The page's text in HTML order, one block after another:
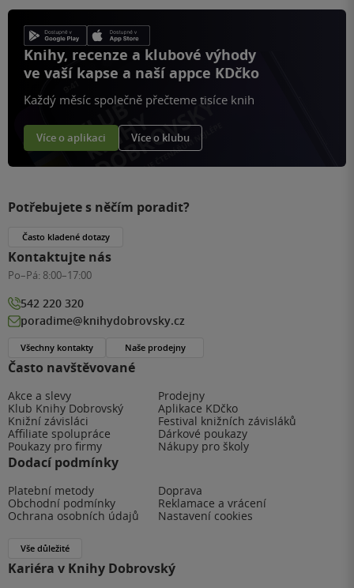
Knihy, recenze a klubové výhody
ve vaší kapse a naší appce KDčko
Každý měsíc společně přečteme tisíce knih
Více o aplikaci Více o klubu
Často navštěvované
Akce a slevy
Prodejny
Klub Knihy Dobrovský
Aplikace KDčko
Knižní závisláci
Festival knižních závisláků
Affiliate spolupráce
Dárkové poukazy
Poukazy pro firmy
Nákupy pro školy
Dodací podmínky
Platební metody
Doprava
Obchodní podmínky
Reklamace a vrácení
Ochrana osobních údajů
Nastavení cookies
Vše důležité
Kariéra v Knihy Dobrovský
Potřebujete s něčím poradit?
Často kladené dotazy
Kontaktujte nás
Po–Pá: 8:00–17:00
542 220 320
poradime@knihydobrovsky.cz
Všechny kontakty Naše prodejny